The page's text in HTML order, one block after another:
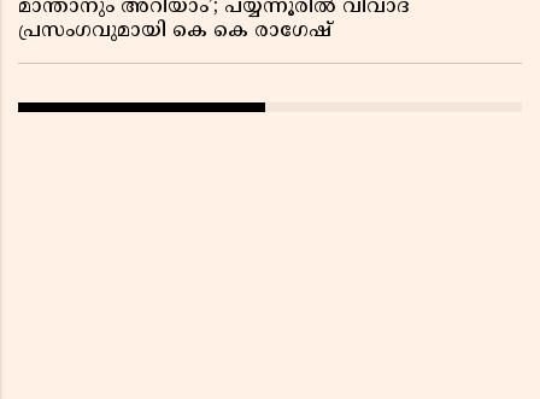
മാന്താനും അറിയാം’; പയ്യന്നൂരിൽ വിവാദ
പ്രസംഗവുമായി കെ കെ രാഗേഷ്